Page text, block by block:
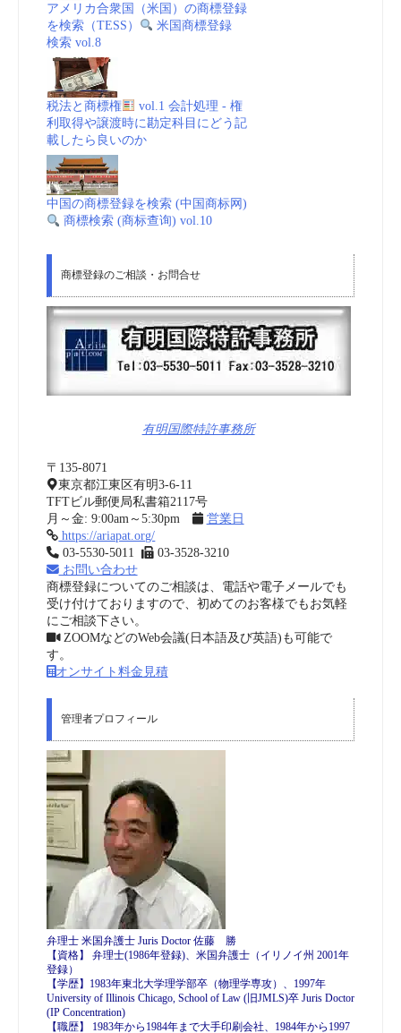
済
アメリカ合衆国（米国）の商標登録
を検索（TESS）
米国商標登録
検索 vol.8
税法と商標権
vol.1 会計処理 - 権
利取得や譲渡時に勘定科目にどう記
載したら良いのか
中国の商標登録を検索 (中国商标网)
商標検索 (商标查询) vol.10
商標登録のご相談・お問合せ
有明国際特許事務所
〒135-8071
東京都江東区有明3-6-11
TFTビル郵便局私書箱2117号
月～金: 9:00am～5:30pm
営業日
https://ariapat.org/
03-5530-5011
03-3528-3210
お問い合わせ
商標登録についてのご相談は、電話や電子メールでも
受け付けておりますので、初めてのお客様でもお気軽
にご相談下さい。
ZOOMなどのWeb会議(日本語及び英語)も可能で
す。
オンサイト料金見積
管理者プロフィール
弁理士 米国弁護士 Juris Doctor 佐藤 勝
【資格】 弁理士(1986年登録)、米国弁護士（イリノイ州 2001年
登録）
【学歴】1983年東北大学理学部卒（物理学専攻）、1997年
University of Illinois Chicago, School of Law (旧JMLS)卒 Juris Doctor
(IP Concentration)
【職歴】 1983年から1984年まで大手印刷会社、1984年から1997